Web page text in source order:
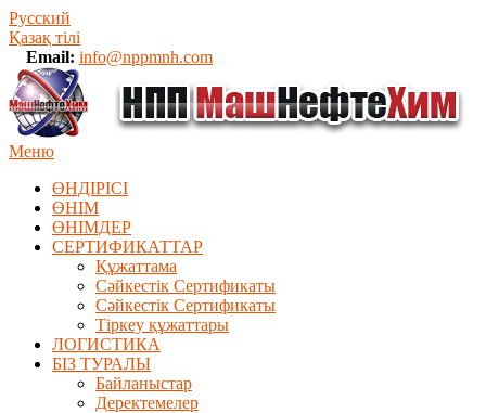
Русский
Қазақ тілі
Email: info@nppmnh.com
Меню
ӨНДІРІСІ
ӨНІМ
ӨHIМДЕР
СЕРТИФИКАТТАР
Құжаттама
Сәйкестік Сертификаты
Сәйкестік Сертификаты
Тіркеу құжаттары
ЛОГИСТИКА
БІЗ ТУРАЛЫ
Байланыстар
Деректемелер